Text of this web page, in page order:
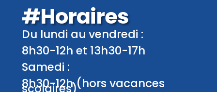
#Horaires
Du lundi au vendredi :
8h30-12h et 13h30-17h
Samedi :
8h30-12h (hors vacances
scolaires)